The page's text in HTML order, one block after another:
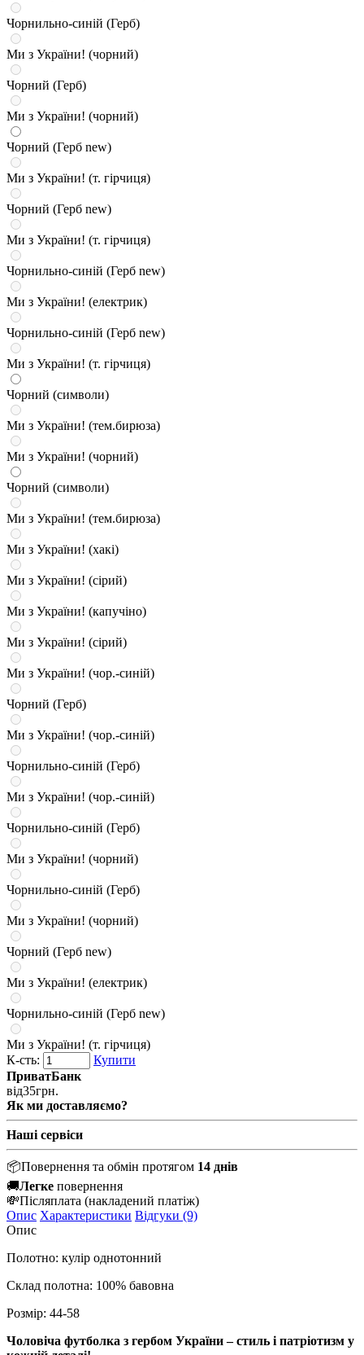
Чорнильно-синій (Герб)
Ми з України! (чорний)
Чорний (Герб)
Ми з України! (чорний)
Чорний (Герб new)
Ми з України! (т. гірчиця)
Чорний (Герб new)
Ми з України! (т. гірчиця)
Чорнильно-синій (Герб new)
Ми з України! (електрик)
Чорнильно-синій (Герб new)
Ми з України! (т. гірчиця)
Чорний (символи)
Ми з України! (тем.бирюза)
Ми з України! (чорний)
Чорний (символи)
Ми з України! (тем.бирюза)
Ми з України! (хакі)
Ми з України! (сірий)
Ми з України! (капучіно)
Ми з України! (сірий)
Ми з України! (чор.-синій)
Чорний (Герб)
Ми з України! (чор.-синій)
Чорнильно-синій (Герб)
Ми з України! (чор.-синій)
Чорнильно-синій (Герб)
Ми з України! (чорний)
Чорнильно-синій (Герб)
Ми з України! (чорний)
Чорний (Герб new)
Ми з України! (електрик)
Чорнильно-синій (Герб new)
Ми з України! (т. гірчиця)
К-сть:
Купити
ПриватБанк
від35грн.
Як ми доставляємо?
Наші сервіси
📦Повернення та обмін протягом 14 днів
🚚Легке повернення
💸Післяплата (накладений платіж)
Опис Характеристики Відгуки (9)
Опис
Полотно: кулір однотонний
Склад полотна: 100% бавовна
Розмір: 44-58
Чоловіча футболка з гербом України – стиль і патріотизм у